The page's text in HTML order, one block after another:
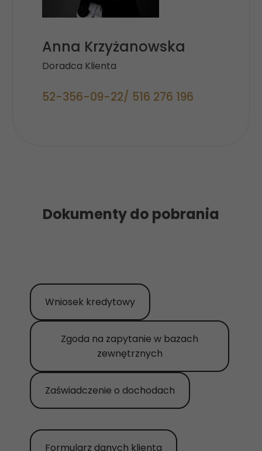
Anna Krzyżanowska
Doradca Klienta
52-356-09-22/ 516 276 196
Dokumenty do pobrania
Wniosek kredytowy
Zgoda na zapytanie w bazach
zewnętrznych
Zaświadczenie o dochodach
Formularz danych klienta